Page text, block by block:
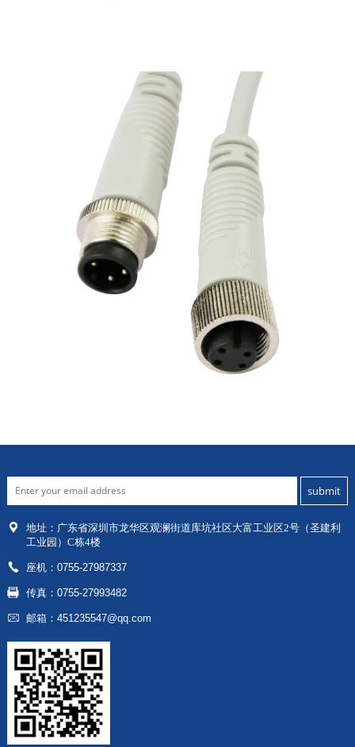
地址： 广东省深圳市龙华区观澜街道库坑社区大富工业区2号（圣建利
工业园）C栋4楼
座机：0755-27987337
传真：0755-27993482
邮箱：451235547@qq.com